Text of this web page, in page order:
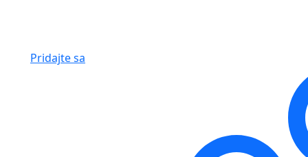
Pridajte sa